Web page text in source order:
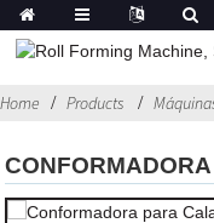
Home Products